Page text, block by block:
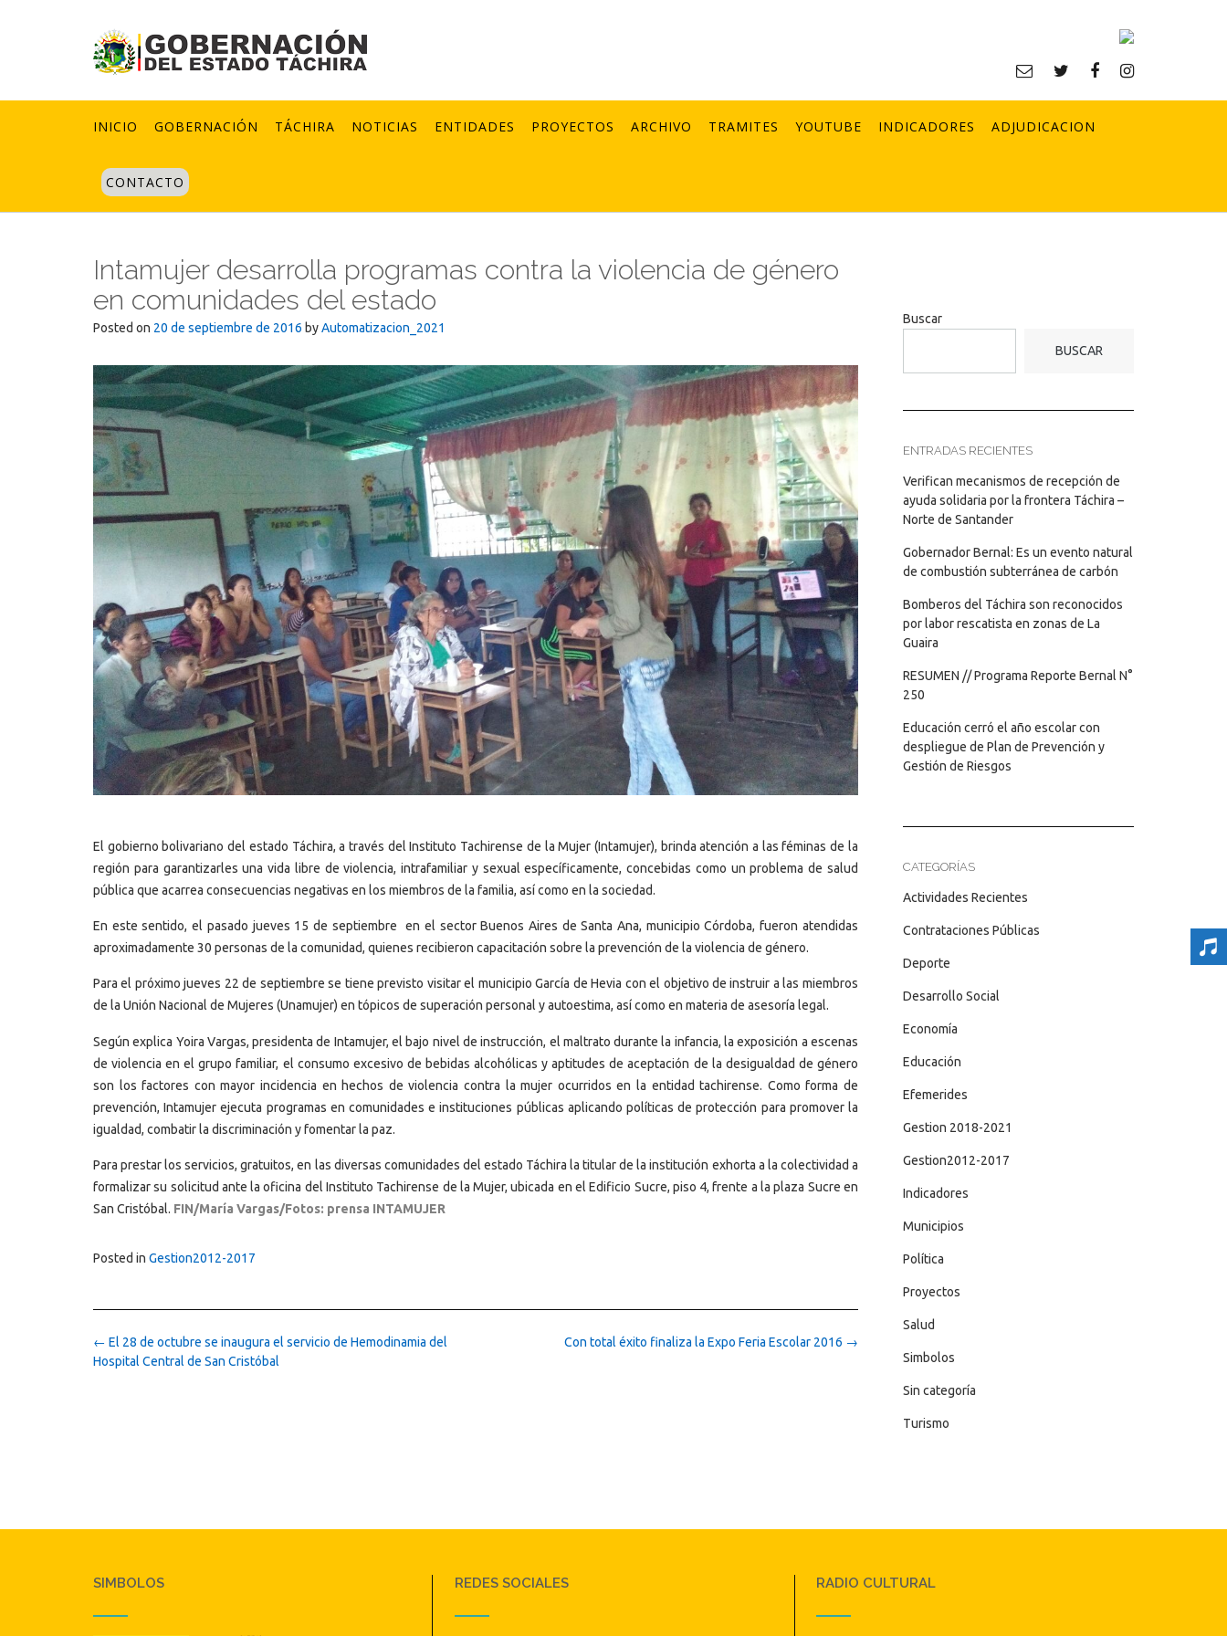
INICIO GOBERNACIÓN TÁCHIRA NOTICIAS ENTIDADES PROYECTOS ARCHIVO TRAMITES YOUTUBE INDICADORES ADJUDICACION
CONTACTO
Intamujer desarrolla programas contra la violencia de género
en comunidades del estado
Posted on 20 de septiembre de 2016 byAutomatizacion_2021
El gobierno bolivariano del estado Táchira, a través del Instituto Tachirense de la Mujer (Intamujer), brinda atención a las féminas de la
región para garantizarles una vida libre de violencia, intrafamiliar y sexual específicamente, concebidas como un problema de salud
pública que acarrea consecuencias negativas en los miembros de la familia, así como en la sociedad.
En este sentido, el pasado jueves 15 de septiembre en el sector Buenos Aires de Santa Ana, municipio Córdoba, fueron atendidas
aproximadamente 30 personas de la comunidad, quienes recibieron capacitación sobre la prevención de la violencia de género.
Para el próximo jueves 22 de septiembre se tiene previsto visitar el municipio García de Hevia con el objetivo de instruir a las miembros
de la Unión Nacional de Mujeres (Unamujer) en tópicos de superación personal y autoestima, así como en materia de asesoría legal.
Según explica Yoira Vargas, presidenta de Intamujer, el bajo nivel de instrucción, el maltrato durante la infancia, la exposición a escenas
de violencia en el grupo familiar, el consumo excesivo de bebidas alcohólicas y aptitudes de aceptación de la desigualdad de género
son los factores con mayor incidencia en hechos de violencia contra la mujer ocurridos en la entidad tachirense. Como forma de
prevención, Intamujer ejecuta programas en comunidades e instituciones públicas aplicando políticas de protección para promover la
igualdad, combatir la discriminación y fomentar la paz.
Para prestar los servicios, gratuitos, en las diversas comunidades del estado Táchira la titular de la institución exhorta a la colectividad a
formalizar su solicitud ante la oficina del Instituto Tachirense de la Mujer, ubicada en el Edificio Sucre, piso 4, frente a la plaza Sucre en
San Cristóbal. FIN/María Vargas/Fotos: prensa INTAMUJER
Posted in Gestion2012-2017
Post
navigation
Con total éxito finaliza la Expo Feria Escolar 2016 →
← El 28 de octubre se inaugura el servicio de Hemodinamia del
Hospital Central de San Cristóbal
Buscar
BUSCAR
ENTRADAS RECIENTES
Verifican mecanismos de recepción de
ayuda solidaria por la frontera Táchira –
Norte de Santander
Gobernador Bernal: Es un evento natural
de combustión subterránea de carbón
Bomberos del Táchira son reconocidos
por labor rescatista en zonas de La
Guaira
RESUMEN // Programa Reporte Bernal N°
250
Educación cerró el año escolar con
despliegue de Plan de Prevención y
Gestión de Riesgos
CATEGORÍAS
Actividades Recientes
Contrataciones Públicas
Deporte
Desarrollo Social
Economía
Educación
Efemerides
Gestion 2018-2021
Gestion2012-2017
Indicadores
Municipios
Política
Proyectos
Salud
Simbolos
Sin categoría
Turismo
SIMBOLOS REDES SOCIALES RADIO CULTURAL